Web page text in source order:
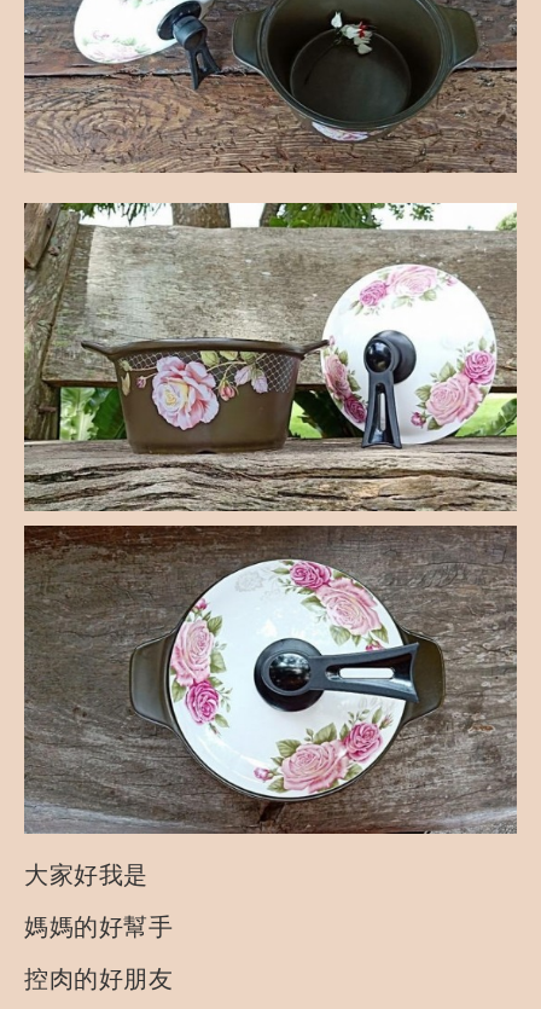
大家好我是
媽媽的好幫手
控肉的好朋友